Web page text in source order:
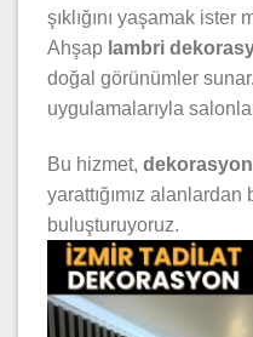
şıklığını yaşamak ister
Ahşap lambri
doğal görünümler
uygulamalarıyla
Bu hizmet,
yarattığımız
buluşturuyoruz.